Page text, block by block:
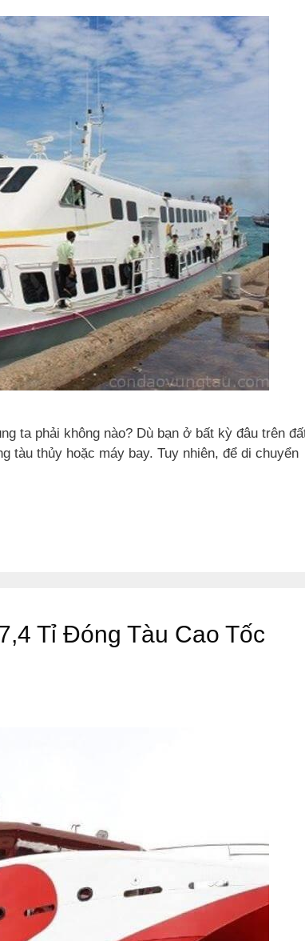
ta phải không nào? Dù bạn ở bất kỳ đâu trên
tàu thủy hoặc máy bay. Tuy nhiên, để di chuyển
Tỉ Đóng Tàu Cao Tốc